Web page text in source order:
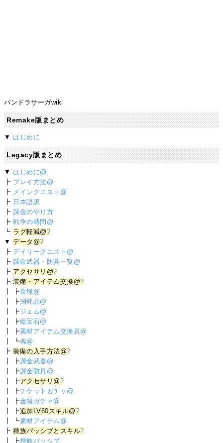
パンドラサーガwiki
Remake版まとめ
▼ はじめに
Legacy版まとめ
▼ はじめに@
┣ プレイ方法@
┣ メインクエスト@
┣ 日本語訳
┣課金のやり方
┣戦争の時間@
┗ ラグ軽減@?
▼データ@?
┣デイリークエスト@
┣課金武器・防具一覧@
┣ アクセサリ@?
┣装備・アイテム交換@?
┃ ┣金塊@
┃ ┣消耗品@
┃ ┣ジェム@
┃ ┣藍宝石@
┃ ┣素材アイテム交換員@
┃ ┗魂@
┣装備の入手方法@?
┃ ┣課金武器@
┃ ┣課金防具@
┃ ┣アクセサリ@?
┃ ┣チケットガチャ@
┃ ┣金箱ガチャ@
┃ ┣追加LV60スキル@?
┃ ┗素材アイテム@
┣種族パッシブとスキル?
┃ ┣種族パッシブ